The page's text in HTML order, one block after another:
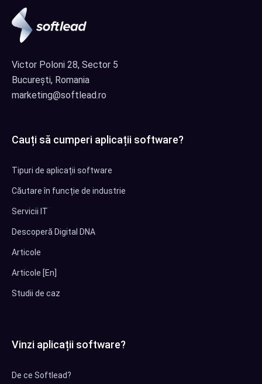
Victor Poloni 28, Sector 5
București, Romania
marketing@softlead.ro
Cauți să cumperi aplicații software?
Tipuri de aplicații software
Căutare în funcție de industrie
Servicii IT
Descoperă Digital DNA
Articole
Articole [En]
Studii de caz
Vinzi aplicații software?
De ce Softlead?